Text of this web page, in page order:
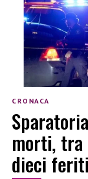
CRONACA
morti, tra
dieci feriti